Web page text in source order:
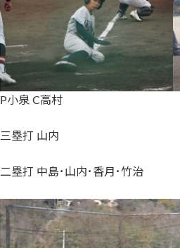
P小泉 C高村
三塁打 山内
二塁打 中島･山内･香月･竹治